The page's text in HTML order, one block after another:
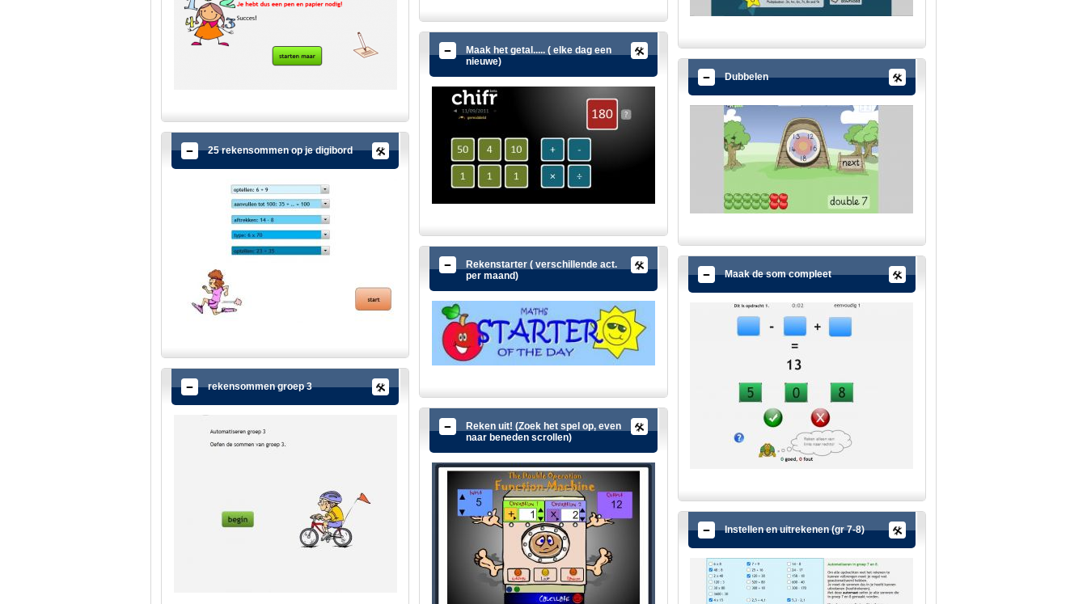
25 rekensommen op je digibord
rekensommen groep 3
Maak het getal..... ( elke dag een
nieuwe)
Rekenstarter ( verschillende act.
per maand)
Reken uit! (Zoek het spel op, even
naar beneden scrollen)
Dubbelen
Maak de som compleet
Instellen en uitrekenen (gr 7-8)